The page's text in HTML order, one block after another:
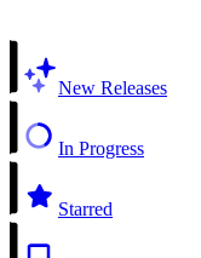
New Releases
In Progress
Starred